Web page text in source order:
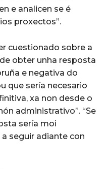
e analicen se é
proxectos”.
cuestionado sobre a
obter unha resposta
e negativa do
que sería necesario
xa non desde o
administrativo”. “Se
sería moi
seguir adiante con